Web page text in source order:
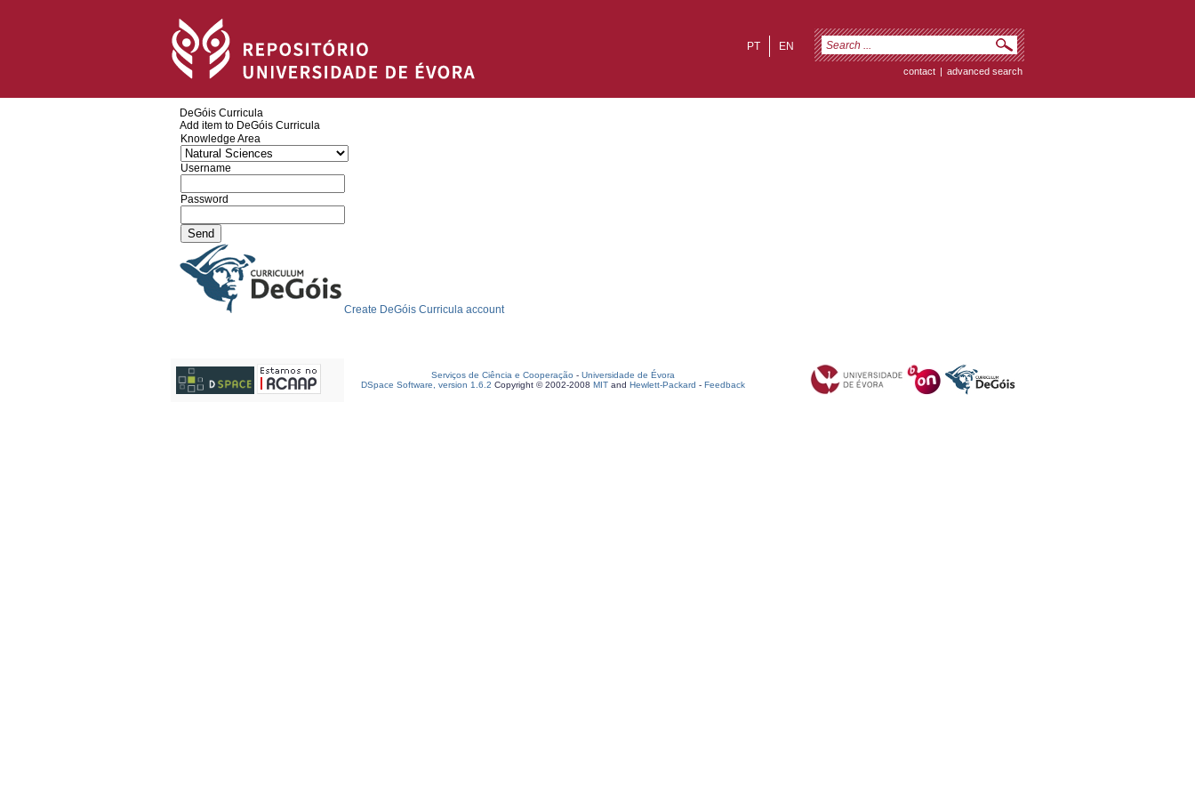
EN
PT
contact | advanced search
DeGóis Curricula
Add item to DeGóis Curricula
Knowledge Area
Username
Password
Create DeGóis Curricula account
Serviços de Ciência e Cooperação - Universidade de Évora
DSpace Software, version 1.6.2 Copyright © 2002-2008 MIT and Hewlett-Packard - Feedback